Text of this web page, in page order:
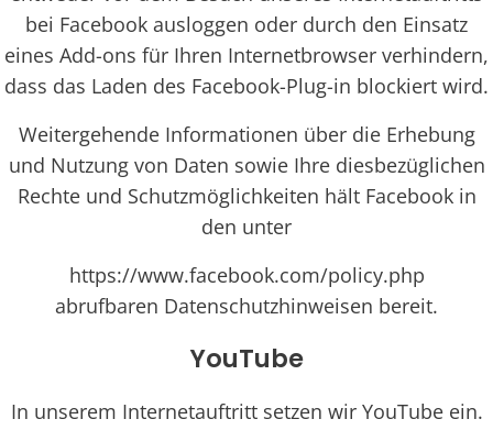
bei Facebook ausloggen oder durch den Einsatz
eines Add-ons für Ihren Internetbrowser verhindern,
dass das Laden des Facebook-Plug-in blockiert wird.
Weitergehende Informationen über die Erhebung
und Nutzung von Daten sowie Ihre diesbezüglichen
Rechte und Schutzmöglichkeiten hält Facebook in
den unter
https://www.facebook.com/policy.php
abrufbaren Datenschutzhinweisen bereit.
YouTube
In unserem Internetauftritt setzen wir YouTube ein.